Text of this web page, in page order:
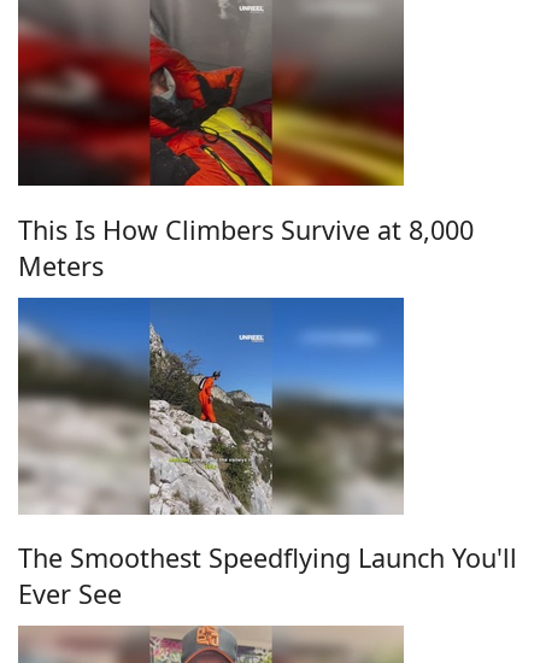
This Is How Climbers Survive at 8,000
Meters
The Smoothest Speedflying Launch You'll
Ever See